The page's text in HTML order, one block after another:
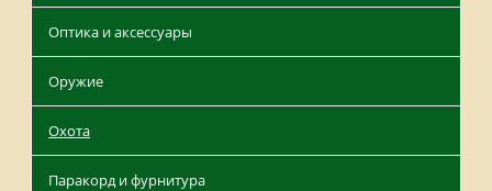
Оптика и аксессуары
Оружие
Охота
Паракорд и фурнитура